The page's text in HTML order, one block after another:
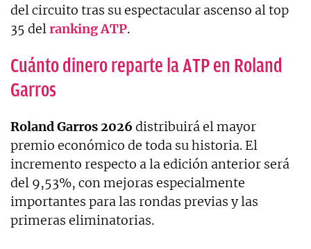
del circuito tras su espectacular ascenso al top
35 delranking ATP.
Cuánto dinero reparte la ATP en Roland
Garros
Roland Garros 2026 distribuirá el mayor
premio económico de toda su historia. El
incremento respecto a la edición anterior será
del 9,53%, con mejoras especialmente
importantes para las rondas previas y las
primeras eliminatorias.